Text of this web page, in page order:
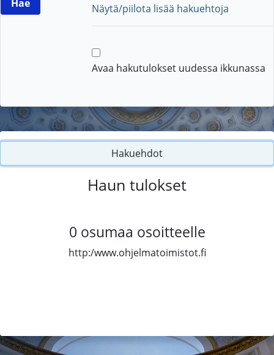
Näytä/piilota lisää hakuehtoja
Avaa hakutulokset uudessa ikkunassa
Hakuehdot
Haun tulokset
0 osumaa osoitteelle
http:/www.ohjelmatoimistot.fi